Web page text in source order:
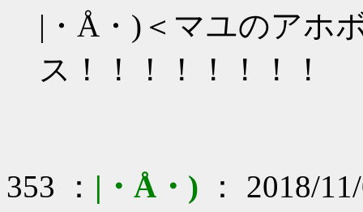
|・Å・)＜マユのアホ
ス！！！！！！！！
353 ： |・Å・) ： 2018/